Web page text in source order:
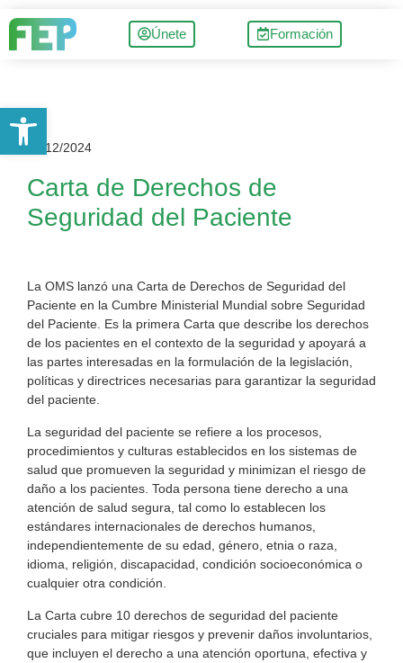
Únete Formación
09/12/2024
Carta de Derechos de
Seguridad del Paciente
La OMS lanzó una Carta de Derechos de Seguridad del
Paciente en la Cumbre Ministerial Mundial sobre Seguridad
del Paciente. Es la primera Carta que describe los derechos
de los pacientes en el contexto de la seguridad y apoyará a
las partes interesadas en la formulación de la legislación,
políticas y directrices necesarias para garantizar la seguridad
del paciente.
La seguridad del paciente se refiere a los procesos,
procedimientos y culturas establecidos en los sistemas de
salud que promueven la seguridad y minimizan el riesgo de
daño a los pacientes. Toda persona tiene derecho a una
atención de salud segura, tal como lo establecen los
estándares internacionales de derechos humanos,
independientemente de su edad, género, etnia o raza,
idioma, religión, discapacidad, condición socioeconómica o
cualquier otra condición.
La Carta cubre 10 derechos de seguridad del paciente
cruciales para mitigar riesgos y prevenir daños involuntarios,
que incluyen el derecho a una atención oportuna, efectiva y
Abrir barra de herramientas